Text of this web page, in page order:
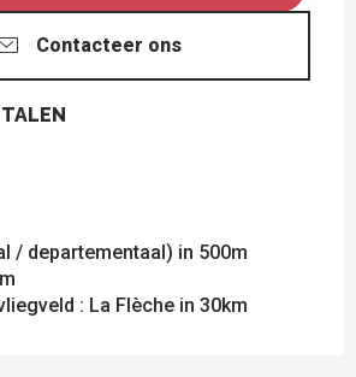
Contacteer ons
/ departementaal) in 500m
: La Flèche in 30km